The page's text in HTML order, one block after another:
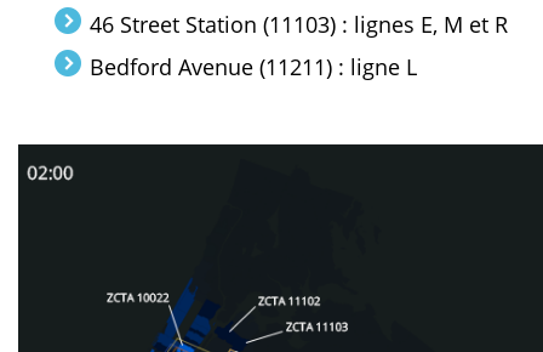
46 Street Station (11103) : lignes E, M et R
Bedford Avenue (11211) : ligne L